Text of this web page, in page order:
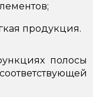
продукция.
полосы